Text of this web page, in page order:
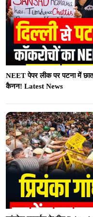
NEET पेपर लीक पर पटना में
कैनन! Latest News